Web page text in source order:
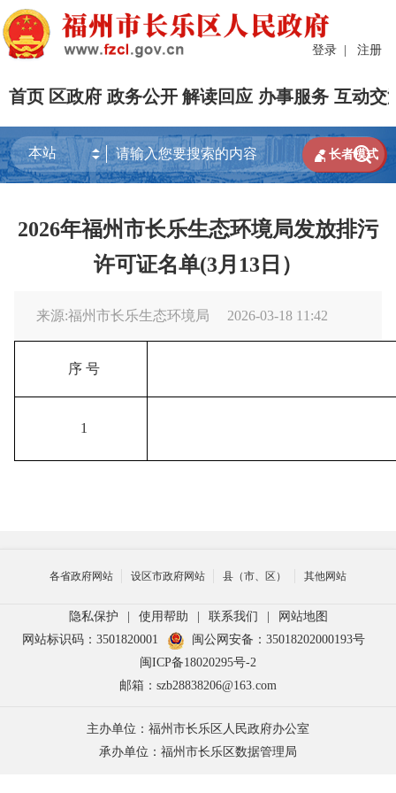
登录 | 注册
首页 区政府 政务公开 解读回应 办事服务 互动交

 长者模式
2026年福州市长乐生态环境局发放排污
许可证名单(3月13日）
来源:福州市长乐生态环境局 2026-03-18 11:42
序 号
1
各省政府网站 设区市政府网站 县（市、区） 其他网站
隐私保护 使用帮助 联系我们
网站地图
网站标识码：3501820001
闽公网安备：35018202000193号
闽ICP备18020295号-2
邮箱：szb28838206@163.com
主办单位：福州市长乐区人民政府办公室
承办单位：福州市长乐区数据管理局